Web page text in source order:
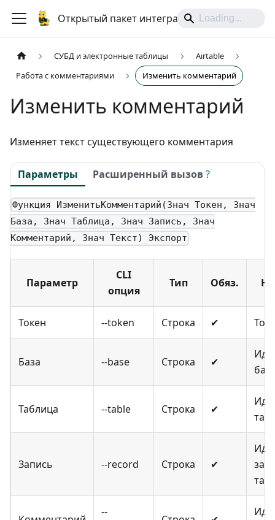
Открытый пакет интеграций
СУБД и электронные таблицы
Airtable
Работа с комментариями
Изменить комментарий
Изменить комментарий
Изменяет текст существующего комментария
Параметры Расширенный вызов?
Функция ИзменитьКомментарий(Знач Токен, Знач
База, Знач Таблица, Знач Запись, Знач
Комментарий, Знач Текст) Экспорт
Параметр
CLI
опция
Тип Обяз.
Токен --token Строка ✔
База --base Строка ✔
Таблица --table Строка ✔
Запись --record Строка ✔
--